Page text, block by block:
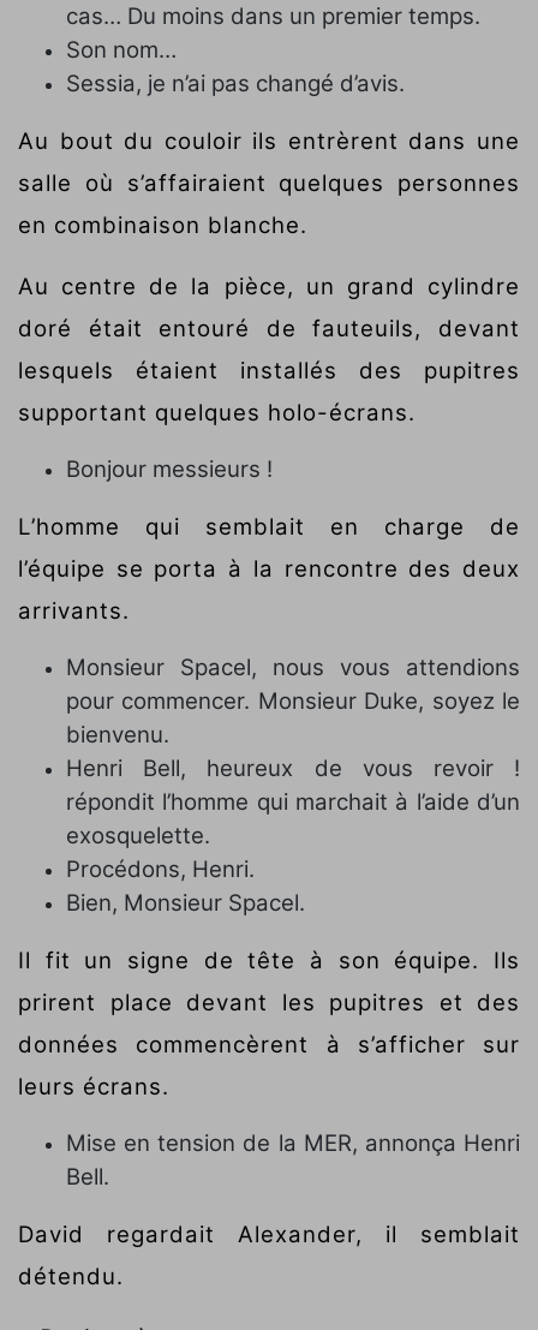
cas… Du moins dans un premier temps.
Son nom…
Sessia, je n’ai pas changé d’avis.
Au bout du couloir ils entrèrent dans une
salle où s’affairaient quelques personnes
en combinaison blanche.
Au centre de la pièce, un grand cylindre
doré était entouré de fauteuils, devant
lesquels étaient installés des pupitres
supportant quelques holo-écrans.
Bonjour messieurs !
L’homme qui semblait en charge de
l’équipe se porta à la rencontre des deux
arrivants.
Monsieur Spacel, nous vous attendions
pour commencer. Monsieur Duke, soyez le
bienvenu.
Henri Bell, heureux de vous revoir !
répondit l’homme qui marchait à l’aide d’un
exosquelette.
Procédons, Henri.
Bien, Monsieur Spacel.
Il fit un signe de tête à son équipe. Ils
prirent place devant les pupitres et des
données commencèrent à s’afficher sur
leurs écrans.
Mise en tension de la MER, annonça Henri
Bell.
David regardait Alexander, il semblait
détendu.